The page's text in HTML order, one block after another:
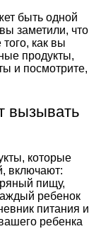
быть одной
заметили, что
как вы
продукты,
и посмотрите,
вызывать
которые
включают:
пищу,
ребенок
питания и
ребенка